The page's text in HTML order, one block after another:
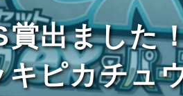
出ました
ピカチュ